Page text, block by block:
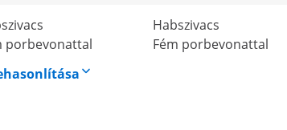
porbevonattal
Habszivacs
Fém porbevonattal